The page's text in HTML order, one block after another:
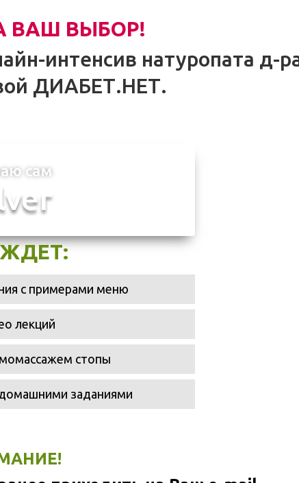
ВАШ ВЫБОР!
интенсив натуропата д-
ДИАБЕТ.НЕТ.
сам
с примерами меню
лекций
стопы
заданиями